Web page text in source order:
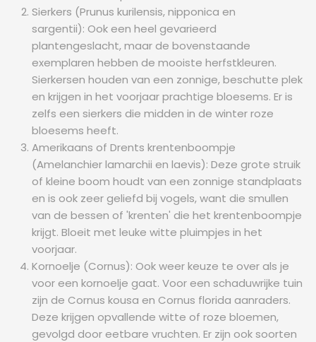
Sierkers (Prunus kurilensis, nipponica en
sargentii): Ook een heel gevarieerd
plantengeslacht, maar de bovenstaande
exemplaren hebben de mooiste herfstkleuren.
Sierkersen houden van een zonnige, beschutte plek
en krijgen in het voorjaar prachtige bloesems. Er is
zelfs een sierkers die midden in de winter roze
bloesems heeft.
Amerikaans of Drents krentenboompje
(Amelanchier lamarchii en laevis): Deze grote struik
of kleine boom houdt van een zonnige standplaats
en is ook zeer geliefd bij vogels, want die smullen
van de bessen of 'krenten' die het krentenboompje
krijgt. Bloeit met leuke witte pluimpjes in het
voorjaar.
Kornoelje (Cornus): Ook weer keuze te over als je
voor een kornoelje gaat. Voor een schaduwrijke tuin
zijn de Cornus kousa en Cornus florida aanraders.
Deze krijgen opvallende witte of roze bloemen,
gevolgd door eetbare vruchten. Er zijn ook soorten